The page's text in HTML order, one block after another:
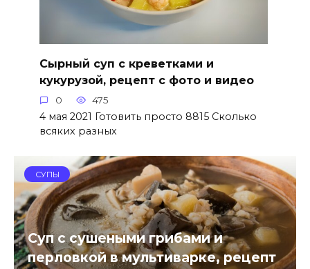
Сырный суп с креветками и
кукурузой, рецепт с фото и видео
0 475
4 мая 2021 Готовить просто 8815 Сколько
всяких разных
СУПЫ
Суп с сушеными грибами и
перловкой в мультиварке, рецепт